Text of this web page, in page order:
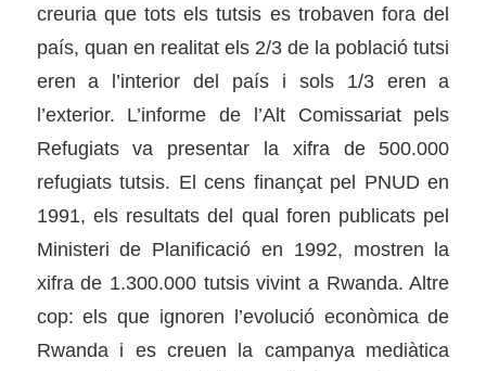
creuria que tots els tutsis es trobaven fora del
país, quan en realitat els 2/3 de la població tutsi
eren a l’interior del país i sols 1/3 eren a
l’exterior. L’informe de l’Alt Comissariat pels
Refugiats va presentar la xifra de 500.000
refugiats tutsis. El cens finançat pel PNUD en
1991, els resultats del qual foren publicats pel
Ministeri de Planificació en 1992, mostren la
xifra de 1.300.000 tutsis vivint a Rwanda. Altre
cop: els que ignoren l’evolució econòmica de
Rwanda i es creuen la campanya mediàtica